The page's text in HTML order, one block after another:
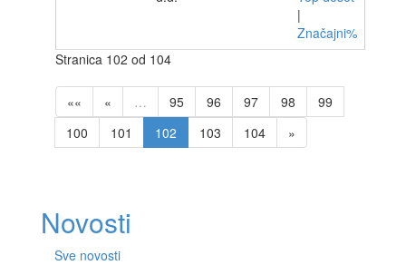
|
Značajni%
Stranica 102 od 104
«« « … 95 96 97 98
99
100
101 102 103 104 »
Novosti
Sve novosti